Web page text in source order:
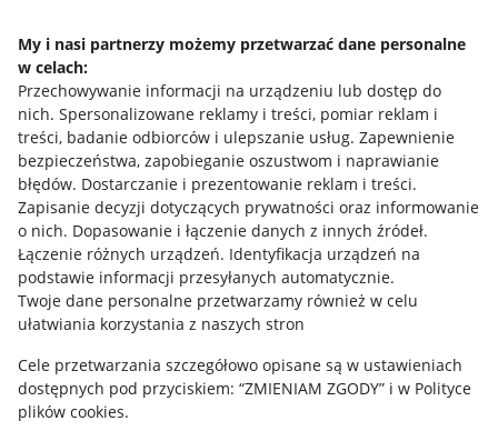
My i nasi partnerzy możemy przetwarzać dane personalne
w celach:
Przechowywanie informacji na urządzeniu lub dostęp do
nich. Spersonalizowane reklamy i treści, pomiar reklam i
treści, badanie odbiorców i ulepszanie usług. Zapewnienie
bezpieczeństwa, zapobieganie oszustwom i naprawianie
błędów. Dostarczanie i prezentowanie reklam i treści.
Zapisanie decyzji dotyczących prywatności oraz informowanie
o nich. Dopasowanie i łączenie danych z innych źródeł.
Łączenie różnych urządzeń. Identyfikacja urządzeń na
podstawie informacji przesyłanych automatycznie.
Twoje dane personalne przetwarzamy również w celu
ułatwiania korzystania z naszych stron
Cele przetwarzania szczegółowo opisane są w ustawieniach
dostępnych pod przyciskiem: “ZMIENIAM ZGODY” i w Polityce
plików cookies.
Allegro Gadane dla sprzedających
Allegro Gadane dla kupujących
Mapa miejscowości
Informacje prawne
Regulamin
Polityka plików "cookies"
Ustawienia plików "cookies"
Udostępnianie lokalizacji
Informacje dla Aktu o Usługach Cyfrowych